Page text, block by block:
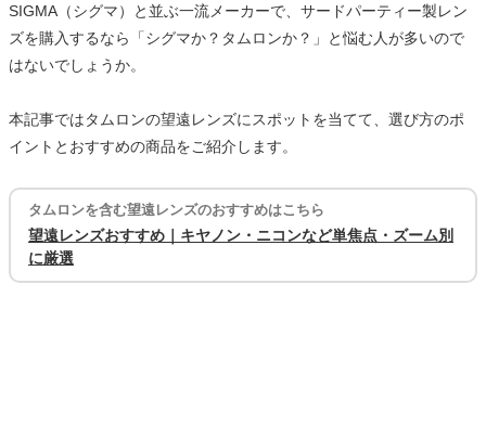
SIGMA（シグマ）と並ぶ一流メーカーで、サードパーティー製レン
ズを購入するなら「シグマか？タムロンか？」と悩む人が多いので
はないでしょうか。
本記事ではタムロンの望遠レンズにスポットを当てて、選び方のポ
イントとおすすめの商品をご紹介します。
タムロンを含む望遠レンズのおすすめはこちら
望遠レンズおすすめ｜キヤノン・ニコンなど単焦点・ズーム別
に厳選